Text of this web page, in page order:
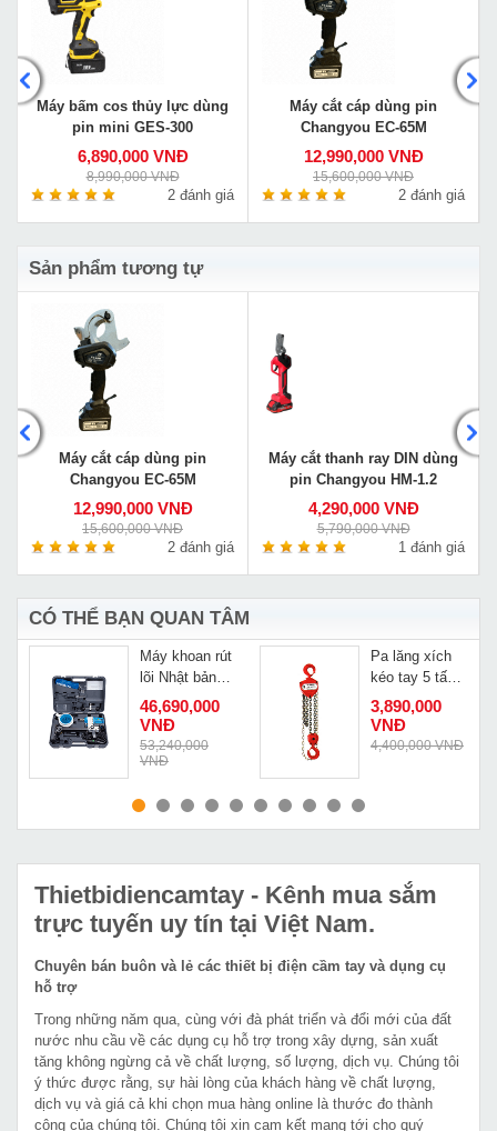
Máy bấm cos thủy lực dùng
pin mini GES-300
6,890,000 VNĐ
8,990,000 VNĐ
2 đánh giá
Máy cắt cáp dùng pin
Changyou EC-65M
12,990,000 VNĐ
15,600,000 VNĐ
2 đánh giá
Sản phẩm tương tự
Máy cắt cáp dùng pin
Changyou EC-65M
12,990,000 VNĐ
15,600,000 VNĐ
2 đánh giá
Máy cắt thanh ray DIN dùng
pin Changyou HM-1.2
4,290,000 VNĐ
5,790,000 VNĐ
1 đánh giá
CÓ THỂ BẠN QUAN TÂM
MUA NGAY
Máy khoan rút
lõi Nhật bản
Shibuya
TS092ASC
46,690,000
VNĐ
53,240,000
VNĐ
MUA NGAY
Pa lăng xích
kéo tay 5 tấn
5m Nitto
50VP5
3,890,000
VNĐ
4,400,000 VNĐ
Thietbidiencamtay - Kênh mua sắm
trực tuyến uy tín tại Việt Nam.
Chuyên bán buôn và lẻ các thiết bị điện cầm tay và dụng cụ
hỗ trợ
Trong những năm qua, cùng với đà phát triển và đổi mới của đất
nước nhu cầu về các dụng cụ hỗ trợ trong xây dựng, sản xuất
tăng không ngừng cả về chất lượng, số lượng, dịch vụ. Chúng tôi
ý thức được rằng, sự hài lòng của khách hàng về chất lượng,
dịch vụ và giá cả khi chọn mua hàng online là thước đo thành
công của chúng tôi. Chúng tôi xin cam kết mang tới cho quý